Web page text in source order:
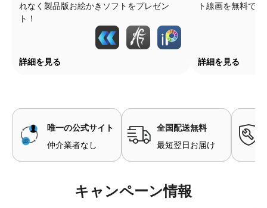
です。
れなく製品版お絵かきソフトをプレゼン
ト！
詳細を見る
ト線画を無料で
詳細を見る
唯一の公式サイト
仲介業者なし
全国配送無料
最短翌日お届け
キャンペーン情報